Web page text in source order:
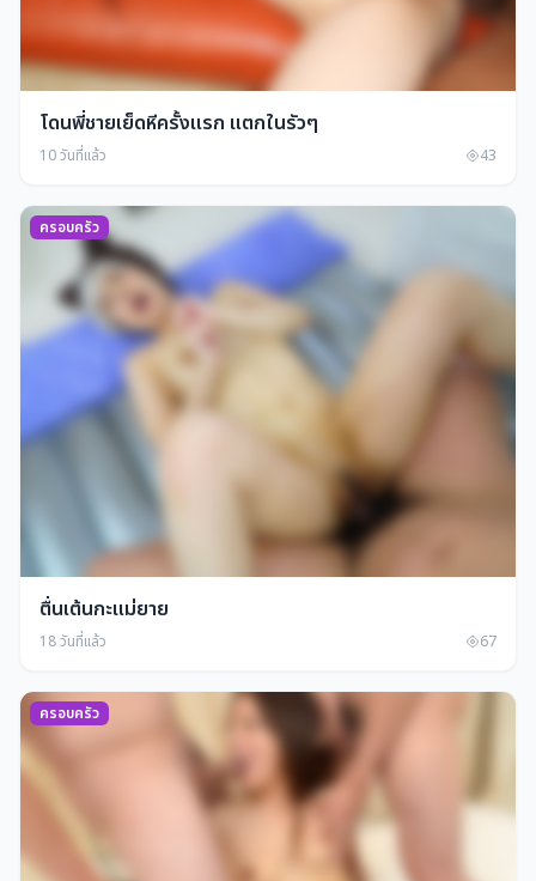
โดนพี่ชายเย็ดหีครั้งแรก แตกในรัวๆ
10 วันที่แล้ว 43
ครอบครัว
ตื่นเต้นกะแม่ยาย
18 วันที่แล้ว 67
ครอบครัว